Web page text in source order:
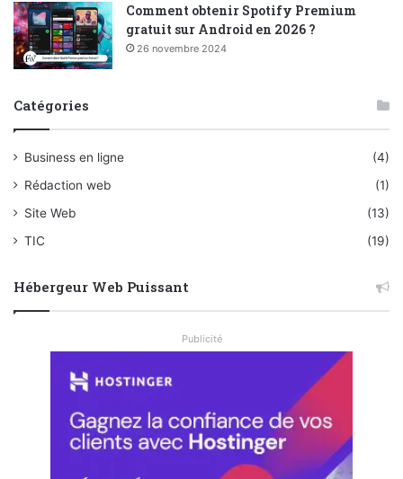
Comment obtenir Spotify Premium
gratuit sur Android en 2026 ?
26 novembre 2024
Catégories
Business en ligne
(4)
Rédaction web
(1)
Site Web
(13)
TIC
(19)
Hébergeur Web Puissant
Publicité